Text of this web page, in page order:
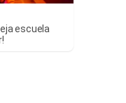
escuela